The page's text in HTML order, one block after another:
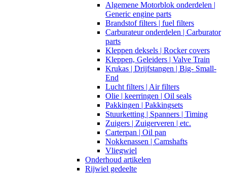
Algemene Motorblok onderdelen |
Generic engine parts
Brandstof filters | fuel filters
Carburateur onderdelen | Carburator
parts
Kleppen deksels | Rocker covers
Kleppen, Geleiders | Valve Train
Krukas | Drijfstangen | Big- Small-
End
Lucht filters | Air filters
Olie | keerringen | Oil seals
Pakkingen | Pakkingsets
Stuurketting | Spanners | Timing
Zuigers | Zuigerveren | etc.
Carterpan | Oil pan
Nokkenassen | Camshafts
Vliegwiel
Onderhoud artikelen
Rijwiel gedeelte